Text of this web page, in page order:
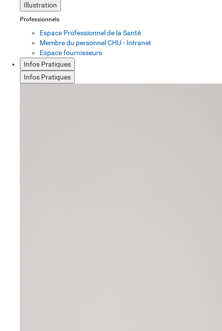
Illustration
Professionnels
Espace Professionnel de la Santé
Membre du personnel CHU - Intranet
Espace fournisseurs
Infos Pratiques
Infos Pratiques